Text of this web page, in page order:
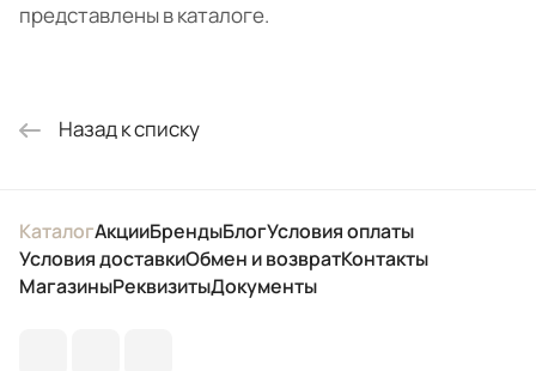
представлены в каталоге.
Назад к списку
КаталогАкцииБрендыБлогУсловия оплаты
Условия доставкиОбмен и возвратКонтакты
МагазиныРеквизитыДокументы